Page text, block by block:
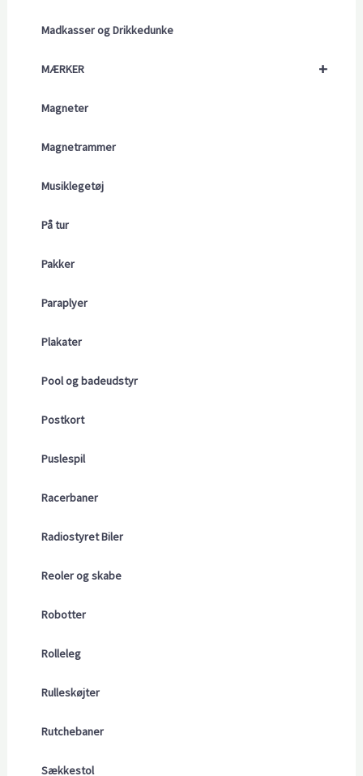
Madkasser og Drikkedunke
+
MÆRKER
Magneter
Magnetrammer
Musiklegetøj
På tur
Pakker
Paraplyer
Plakater
Pool og badeudstyr
Postkort
Puslespil
Racerbaner
Radiostyret Biler
Reoler og skabe
Robotter
Rolleleg
Rulleskøjter
Rutchebaner
Sækkestol